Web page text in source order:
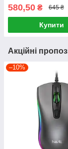
580,50 ₴ 645 ₴
Купити
Акційні
–10%